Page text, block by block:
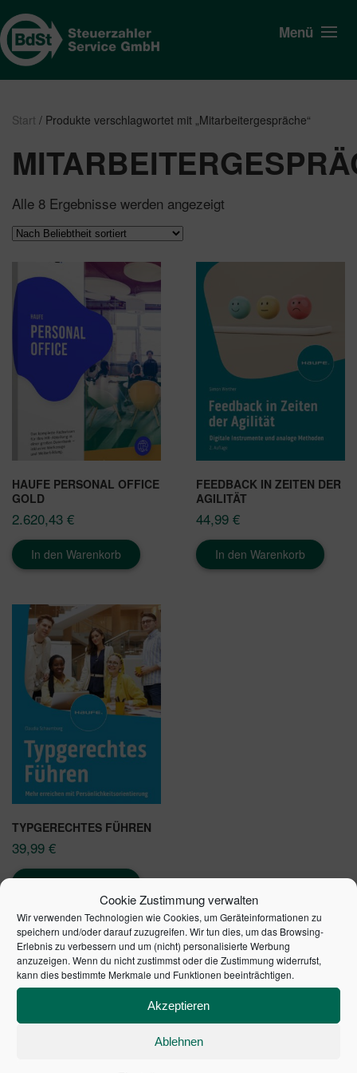
Cookie Zustimmung verwalten
Wir verwenden Technologien wie Cookies, um Geräteinformationen zu
speichern und/oder darauf zuzugreifen. Wir tun dies, um das Browsing-
Erlebnis zu verbessern und um (nicht) personalisierte Werbung
anzuzeigen. Wenn du nicht zustimmst oder die Zustimmung widerrufst,
kann dies bestimmte Merkmale und Funktionen beeinträchtigen.
Akzeptieren
Ablehnen
Menü
Start / Produkte verschlagwortet mit „Mitarbeitergespräche“
Alle 8 Ergebnisse werden angezeigt
HAUFE PERSONAL OFFICE
GOLD
2.620,43 €
In den Warenkorb
FEEDBACK IN ZEITEN DER
AGILITÄT
44,99 €
In den Warenkorb
TYPGERECHTES FÜHREN
39,99 €
In den Warenkorb
SCHULDENUHR DES
BUNDES DER